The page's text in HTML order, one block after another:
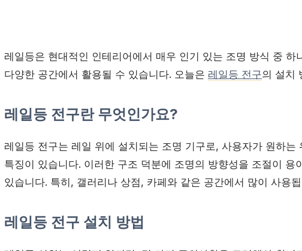
레일등은 현대적인 인테리어에서 매우 인기 있는 조명 방식 중 하
다양한 공간에서 활용될 수 있습니다. 오늘은 레일등 전구의 설치
레일등 전구란 무엇인가요?
레일등 전구는 레일 위에 설치되는 조명 기구로, 사용자가 원하
특징이 있습니다. 이러한 구조 덕분에 조명의 방향성을 조절이 용
있습니다. 특히, 갤러리나 상점, 카페와 같은 공간에서 많이 사용
레일등 전구 설치 방법